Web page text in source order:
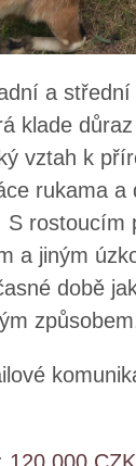
a
klade
vztah k
rukama a
S rostoucím
a jiným
době